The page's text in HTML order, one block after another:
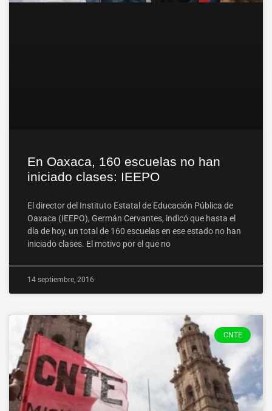
En Oaxaca, 160 escuelas no han
iniciado clases: IEEPO
El director del Instituto Estatal de Educación Pública de
Oaxaca (IEEPO), Germán Cervantes, indicó que hasta el
día de hoy, un total de 160 escuelas en ese estado no han
iniciado clases. El motivo por el que no
14 septiembre, 2016
CNTE